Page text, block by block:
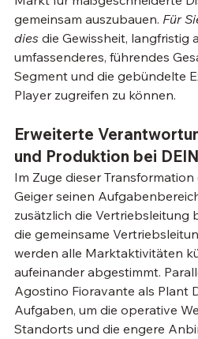
gemeinsam auszubauen. Für
dies die Gewissheit, langfristig
umfassenderes, führendes
Segment und die gebündelte
Player zugreifen zu können.
Erweiterte
und Produktion bei
Im Zuge dieser
Geiger seinen
zusätzlich die Vertriebsleitung
die gemeinsame
werden alle Marktaktivitäten
aufeinander abgestimmt.
Agostino Fioravante als Plant
Aufgaben, um die operative
Standorts und die engere